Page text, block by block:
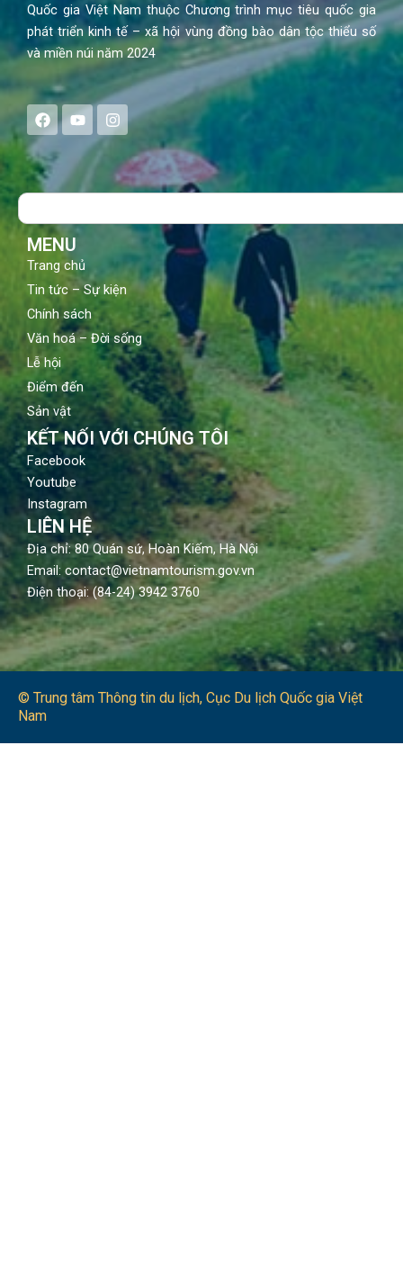
Quốc gia Việt Nam thuộc Chương trình mục tiêu quốc gia
phát triển kinh tế – xã hội vùng đồng bào dân tộc thiểu số
và miền núi năm 2024
F
a
e
b
o
Y
o
t
u
b
I
n
s
a
g
Search
MENU
Trang chủ
Tin tức – Sự kiện
Chính sách
Văn hoá – Đời sống
Lễ hội
Điểm đến
Sản vật
KẾT NỐI VỚI CHÚNG TÔI
Facebook
Youtube
Instagram
LIÊN HỆ
Địa chỉ: 80 Quán sứ, Hoàn Kiếm, Hà Nội
Email: contact@vietnamtourism.gov.vn
Điện thoại: (84-24) 3942 3760
© Trung tâm Thông tin du lịch​, Cục Du lịch Quốc gia Việt
Nam